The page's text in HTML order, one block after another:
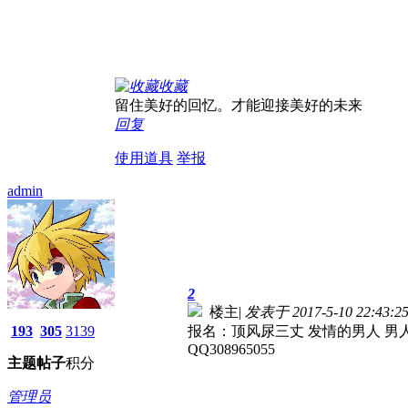
收藏
留住美好的回忆。才能迎接美好的未来
回复
使用道具 举报
admin
193
主题
305
帖子
3139
积分
管理员
2
楼主| 发表于 2017-5-10 22:43:25
报名：顶风尿三丈 发情的男人 男
QQ308965055